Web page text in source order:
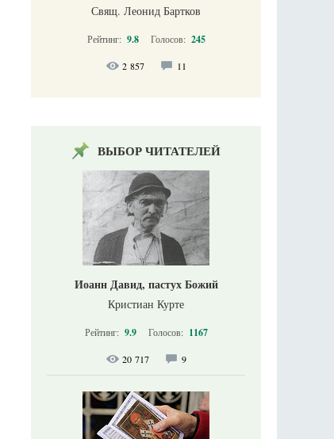
Свящ. Леонид Бартков
Рейтинг: 9.8 Голосов: 245
2 857 11
ВЫБОР ЧИТАТЕЛЕЙ
Иоанн Давид, пастух Божий
Кристиан Курте
Рейтинг: 9.9 Голосов: 1167
20 717 9